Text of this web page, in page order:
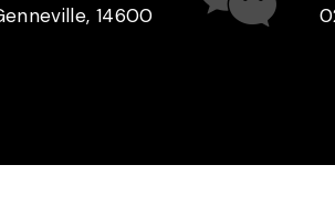
14600